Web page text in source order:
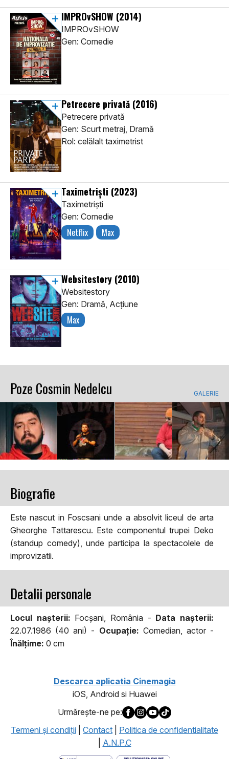
IMPROvSHOW (2014)
IMPROvSHOW
Gen: Comedie
Petrecere privată (2016)
Petrecere privată
Gen: Scurt metraj, Dramă
Rol: celălalt taximetrist
Taximetriști (2023)
Taximetriști
Gen: Comedie
Netflix Max
Websitestory (2010)
Websitestory
Gen: Dramă, Acţiune
Max
Poze Cosmin Nedelcu GALERIE
Biografie
Este nascut in Foscsani unde a absolvit liceul de arta
Gheorghe Tattarescu. Este componentul trupei Deko
(standup comedy), unde participa la spectacolele de
improvizatii.
Detalii personale
Locul naşterii: Focșani, România - Data naşterii:
22.07.1986 (40 ani) - Ocupaţie: Comedian, actor -
Înălţime: 0 cm
Descarca aplicatia Cinemagia
iOS, Android si Huawei
Urmăreşte-ne pe:
Termeni şi condiţii
Contact
Politica de confidentialitate
A.N.P.C